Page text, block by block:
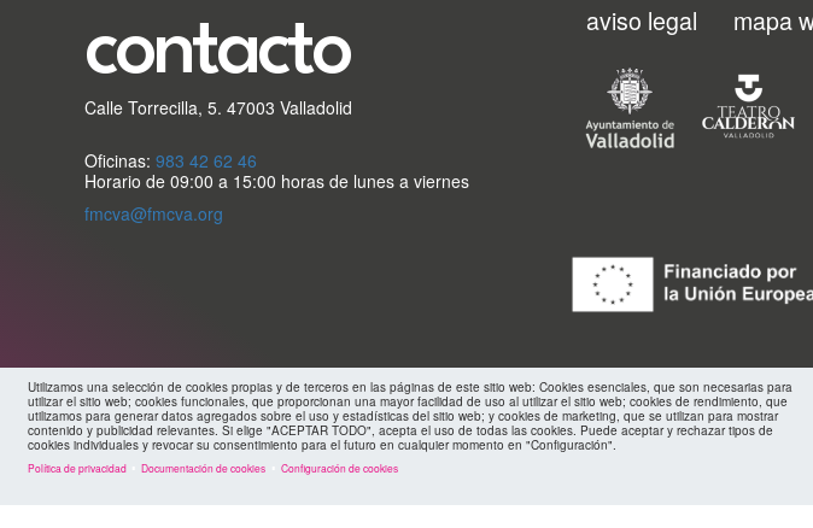
Utilizamos una selección de cookies propias y de terceros en las páginas de este sitio web: Cookies esenciales, que son necesarias para
utilizar el sitio web; cookies funcionales, que proporcionan una mayor facilidad de uso al utilizar el sitio web; cookies de rendimiento, que
utilizamos para generar datos agregados sobre el uso y estadísticas del sitio web; y cookies de marketing, que se utilizan para mostrar
contenido y publicidad relevantes. Si elige "ACEPTAR TODO", acepta el uso de todas las cookies. Puede aceptar y rechazar tipos de
cookies individuales y revocar su consentimiento para el futuro en cualquier momento en "Configuración".
Política de privacidad Documentación de cookies Configuración de cookies
contacto
Calle Torrecilla, 5. 47003 Valladolid
Oficinas: 983 42 62 46
Horario de 09:00 a 15:00 horas de lunes a viernes
fmcva@fmcva.org
Menu
footer
aviso legal mapa